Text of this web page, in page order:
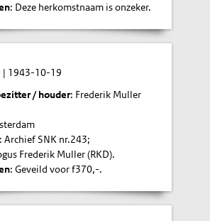
: Deze herkomstnaam is onzeker.
| 1943-10-19
/ houder: Frederik Muller
: Archief SNK nr.243;
Frederik Muller (RKD).
: Geveild voor f370,-.